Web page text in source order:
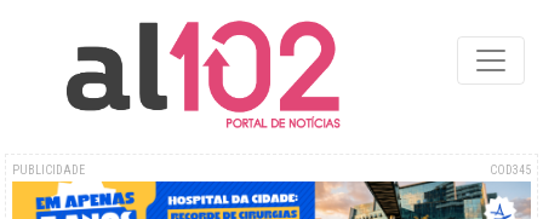
PUBLICIDADE COD345